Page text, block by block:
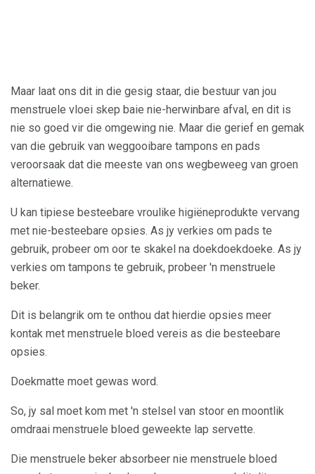
Maar laat ons dit in die gesig staar, die bestuur van jou
menstruele vloei skep baie nie-herwinbare afval, en dit is
nie so goed vir die omgewing nie. Maar die gerief en gemak
van die gebruik van weggooibare tampons en pads
veroorsaak dat die meeste van ons wegbeweeg van groen
alternatiewe.
U kan tipiese besteebare vroulike higiëneprodukte vervang
met nie-besteebare opsies. As jy verkies om pads te
gebruik, probeer om oor te skakel na doekdoekdoeke. As jy
verkies om tampons te gebruik, probeer 'n menstruele
beker.
Dit is belangrik om te onthou dat hierdie opsies meer
kontak met menstruele bloed vereis as die besteebare
opsies.
Doekmatte moet gewas word.
So, jy sal moet kom met 'n stelsel van stoor en moontlik
omdraai menstruele bloed geweekte lap servette.
Die menstruele beker absorbeer nie menstruele bloed